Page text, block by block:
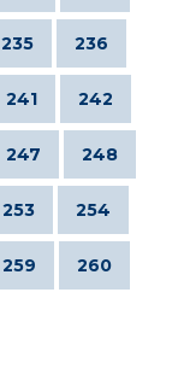
235 236
241 242
247 248
253 254
259 260